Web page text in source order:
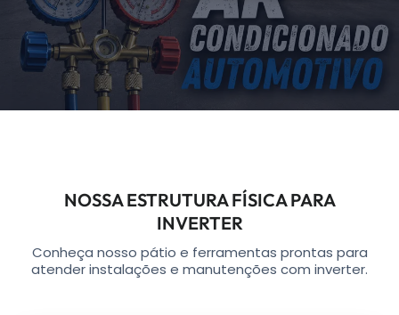
NOSSA ESTRUTURA FÍSICA PARA
INVERTER
Conheça nosso pátio e ferramentas prontas para
atender instalações e manutenções com inverter.